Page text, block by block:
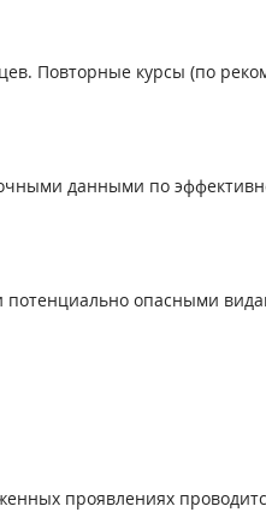
Повторные курсы (по
данными по
потенциально опасными
проявлениях